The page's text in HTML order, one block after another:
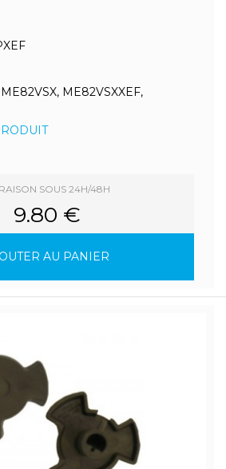
ME82VSXXEF,
SOUS 24H/48H
9.80 €
AU PANIER